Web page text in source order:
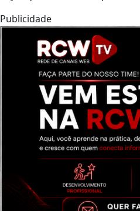
Publicidade